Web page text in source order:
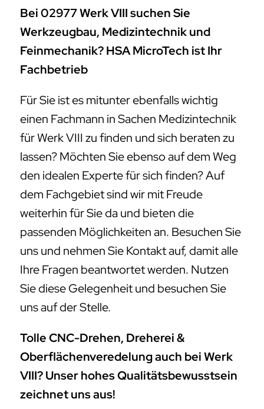
Bei 02977 Werk VIII suchen Sie
Werkzeugbau, Medizintechnik und
Feinmechanik? HSA MicroTech ist Ihr
Fachbetrieb
Für Sie ist es mitunter ebenfalls wichtig
einen Fachmann in Sachen Medizintechnik
für Werk VIII zu finden und sich beraten zu
lassen? Möchten Sie ebenso auf dem Weg
den idealen Experte für sich finden? Auf
dem Fachgebiet sind wir mit Freude
weiterhin für Sie da und bieten die
passenden Möglichkeiten an. Besuchen Sie
uns und nehmen Sie Kontakt auf, damit alle
Ihre Fragen beantwortet werden. Nutzen
Sie diese Gelegenheit und besuchen Sie
uns auf der Stelle.
Tolle CNC-Drehen, Dreherei &
Oberflächenveredelung auch bei Werk
VIII? Unser hohes Qualitätsbewusstsein
zeichnet uns aus!